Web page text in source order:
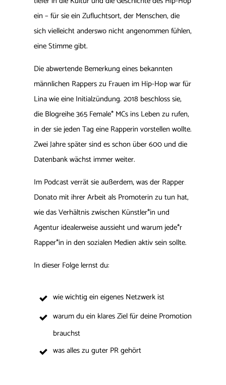
ein – für sie ein Zufluchtsort, der Menschen, die
sich vielleicht anderswo nicht angenommen fühlen,
eine Stimme gibt.
Die abwertende Bemerkung eines bekannten
männlichen Rappers zu Frauen im Hip-Hop war für
Lina wie eine Initialzündung. 2018 beschloss sie,
die Blogreihe 365 Female* MCs ins Leben zu rufen,
in der sie jeden Tag eine Rapperin vorstellen wollte.
Zwei Jahre später sind es schon über 600 und die
Datenbank wächst immer weiter.
Im Podcast verrät sie außerdem, was der Rapper
Donato mit ihrer Arbeit als Promoterin zu tun hat,
wie das Verhältnis zwischen Künstler*in und
Agentur idealerweise aussieht und warum jede*r
Rapper*in in den sozialen Medien aktiv sein sollte.
In dieser Folge lernst du:
wie wichtig ein eigenes Netzwerk ist
warum du ein klares Ziel für deine Promotion
brauchst
was alles zu guter PR gehört